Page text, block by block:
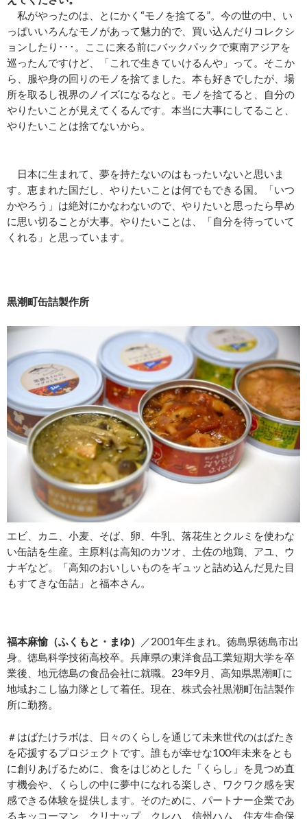
私がやったのは、とにかく“モノを捨てる”。今の世の中、い
っぱいいろんなモノがあって魅力的で、買い込んだりコレクシ
ョンしたり･･･。ここに来る前にバックパックで東南アジアを
巡ったんですけど、「これで生きていけるんや」って。そこか
ら、服や身の回りのモノを捨てました。本も好きでしたが、場
所を取るし視界のノイズになるなと。モノを捨てると、自分の
やりたいことが見えてくるんです。本当に大事にしてること、
やりたいことは捨てないから。
日本に生まれて、夢を持たないのはもったいないと思いま
す。恵まれた国だし、やりたいことは何でもできる国。「いつ
かやろう」は絶対にかなわないので、やりたいと思ったら早め
に思い切ることが大事。やりたいことは、「自分を待っていて
くれる」と思っています。
黒潮町缶詰製作所
エビ、カニ、小麦、そば、卵、牛乳、落花生とクルミを使わな
い缶詰を生産。主原料は高知のカツオ、土佐の地鶏、アユ、ウ
ナギなど。「高知のおいしいものをギュッと詰め込んだ見た目
もすてきな缶詰」と福本さん。
福本麻愉（ふくもと・まゆ）
／2001年生まれ。徳島県徳島市出
身。徳島科学技術高校卒。兵庫県の東洋食品工業短期大学を卒
業後、地元徳島の食品会社に就職。23年9月、高知県黒潮町に
地域おこし協力隊として着任。現在、株式会社黒潮町缶詰製作
所に勤務。
＃はばたけラボは、日々のくらしを通じて未来世代のはばたき
を応援するプロジェクトです。誰もが幸せな100年未来をとも
に創りあげるために、食をはじめとした「くらし」を見つめ直
す機会や、くらしの中に夢中になれる楽しさ、ワクワク感を実
感できる体験を提供します。そのために、パートナー企業であ
るキッコーマン、クリナップ、クレハ、信州ハム、住友生命保